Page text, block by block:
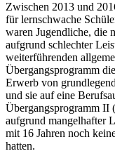
Zwischen 2013 und
für lernschwache
waren Jugendliche, die
aufgrund schlechter
weiterführenden
Übergangsprogramm
Erwerb von
und sie auf eine
Übergangsprogramm II
aufgrund mangelhafter
mit 16 Jahren noch
hatten.